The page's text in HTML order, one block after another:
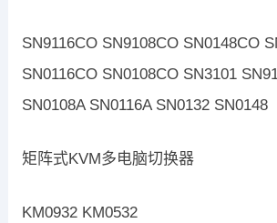
SN9116CO SN9108CO SN0148CO
SN0116CO SN0108CO SN3101
SN0108A SN0116A SN0132 SN0148
矩阵式KVM多电脑切换器
KM0932 KM0532